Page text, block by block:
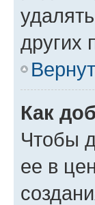
других
Как
Чтобы
ее в